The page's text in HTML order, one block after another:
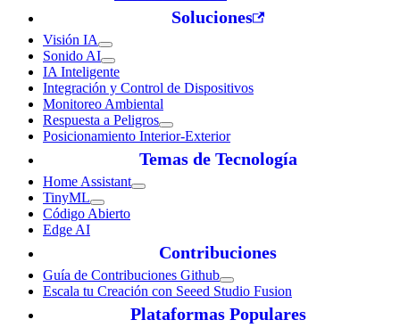
Soluciones
Visión IA
Sonido AI
IA Inteligente
Integración y Control de Dispositivos
Monitoreo Ambiental
Respuesta a Peligros
Posicionamiento Interior-Exterior
Temas de Tecnología
Home Assistant
TinyML
Código Abierto
Edge AI
Contribuciones
Guía de Contribuciones Github
Escala tu Creación con Seeed Studio Fusion
Plataformas Populares